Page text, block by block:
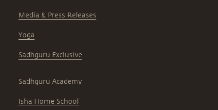
Media & Press Releases
Yoga
Sadhguru Exclusive
Sadhguru Academy
Isha Home School